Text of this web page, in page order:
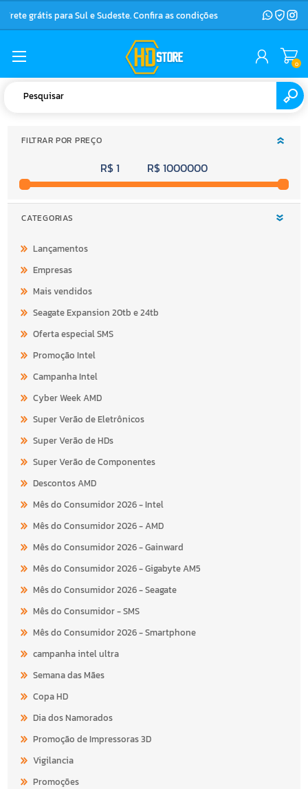
Frete grátis para Sul e Sudeste. Confira as condições
0
FILTRAR POR PREÇO
R$ 1 R$ 1000000
CATEGORIAS
Lançamentos
Empresas
Mais vendidos
Seagate Expansion 20tb e 24tb
Oferta especial SMS
Promoção Intel
Campanha Intel
Cyber Week AMD
Super Verão de Eletrônicos
Super Verão de HDs
Super Verão de Componentes
Descontos AMD
Mês do Consumidor 2026 - Intel
Mês do Consumidor 2026 - AMD
Mês do Consumidor 2026 - Gainward
Mês do Consumidor 2026 - Gigabyte AM5
Mês do Consumidor 2026 - Seagate
Mês do Consumidor - SMS
Mês do Consumidor 2026 - Smartphone
campanha intel ultra
Semana das Mães
Copa HD
Dia dos Namorados
Promoção de Impressoras 3D
Vigilancia
Promoções